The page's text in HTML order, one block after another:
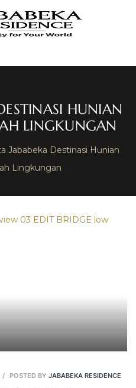
HUNIAN
LINGKUNGAN
Jababeka Destinasi Hunian
Lingkungan
POSTED BY JABABEKA RESIDENCE